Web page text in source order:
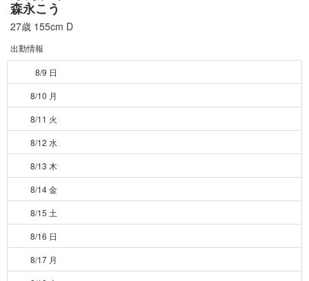
森永こう
27歳 155cm D
出勤情報
8/9 日
8/10 月
8/11 火
8/12 水
8/13 木
8/14 金
8/15 土
8/16 日
8/17 月